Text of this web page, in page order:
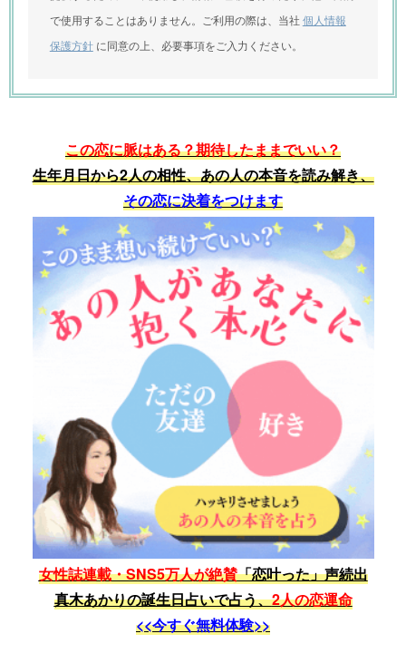
で使用することはありません。ご利用の際は、当社 個人情報
保護方針に同意の上、必要事項をご入力ください。
この恋に脈はある？期待したままでいい？
生年月日から2人の相性、あの人の本音を読み解き、
その恋に決着をつけます
女性誌連載・SNS5万人が絶賛「恋叶った」声続出
真木あかりの誕生日占いで占う、2人の恋運命
<<今すぐ無料体験>>